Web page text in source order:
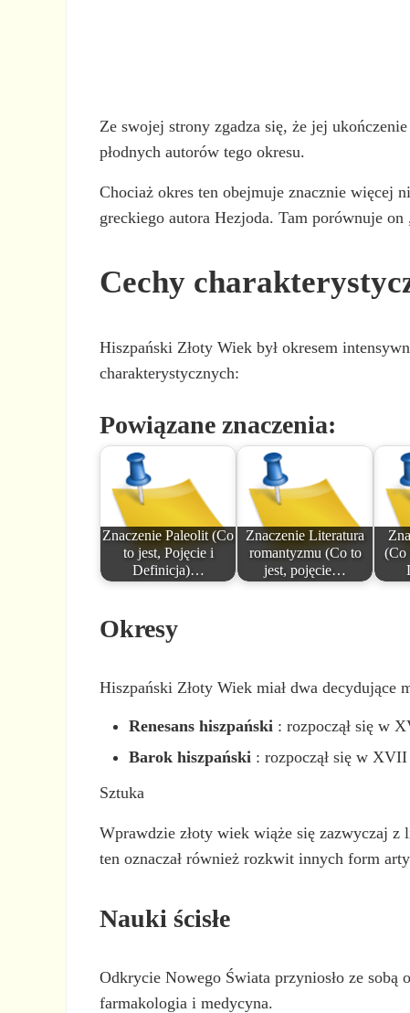
Ze swojej strony zgadza się, że jej
płodnych autorów tego okresu.
Chociaż okres ten obejmuje znacznie więcej
greckiego autora Hezjoda. Tam porównuje
Cechy
Hiszpański Złoty Wiek był okresem
charakterystycznych:
Powiązane znaczenia:
Znaczenie Paleolit (Co
to jest, Pojęcie i
Definicja)…
Znaczenie Literatura
romantyzmu (Co to
jest, pojęcie…
(Co
Okresy
Hiszpański Złoty Wiek miał dwa
Renesans hiszpański: rozpoczął się w
Barok hiszpański: rozpoczął się w XVII
Sztuka
Wprawdzie złoty wiek wiąże się zazwyczaj
ten oznaczał również rozkwit innych form
Nauki ścisłe
Odkrycie Nowego Świata przyniosło ze
farmakologia i medycyna.